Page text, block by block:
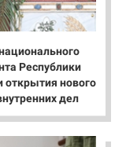
Республики
открытия нового
дел